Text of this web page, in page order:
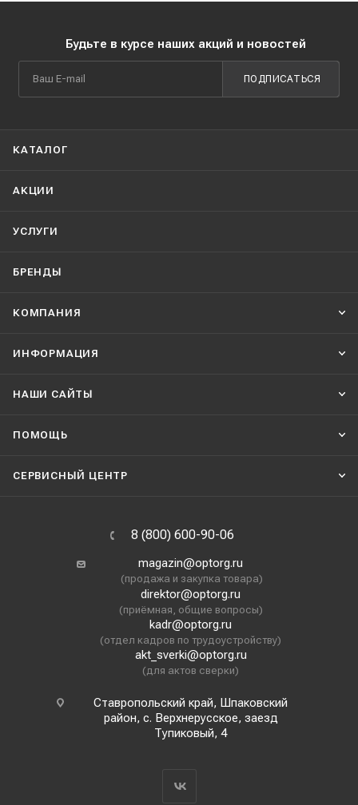
Будьте в курсе наших акций и новостей
ПОДПИСАТЬСЯ
КАТАЛОГ
АКЦИИ
УСЛУГИ
БРЕНДЫ
КОМПАНИЯ
ИНФОРМАЦИЯ
НАШИ CАЙТЫ
ПОМОЩЬ
СЕРВИСНЫЙ ЦЕНТР
8 (800) 600-90-06
magazin@optorg.ru
(продажа и закупка товара)
direktor@optorg.ru
(приёмная, общие вопросы)
kadr@optorg.ru
(отдел кадров по трудоустройству)
akt_sverki@optorg.ru
(для актов сверки)
Ставропольский край, Шпаковский
район, с. Верхнерусское, заезд
Тупиковый, 4